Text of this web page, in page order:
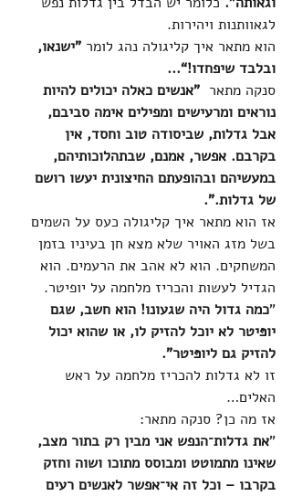
לגאוותנות ויהירות.
הוא מתאר איך קליגולה נהג לומר ”ישנאו,
ובלבד שיפחדו!“...
סנקה מתאר "אנשים כאלה יכולים להיות
נוראים ומרעישים ומפילים אימה סביבם,
אבל גדלות, שביסודה טוב וחסד, אין
בקרבם. אפשר, אמנם, שבתהלוכותיהם,
במעשיהם ובהופעתם החיצונית יעשו רושם
של גדלות.".
אז הוא מתאר איך קליגולה כעס על השמים
בשל מזג האויר שלא מצא חן בעיניו בזמן
המשחקים. הוא לא אהב את הרעמים. הוא
הגדיל לעשות והכריז מלחמה על יופיטר.
"כמה גדול היה שגעונו! הוא חשב, שגם
יופּיטר לא יוכל להזיק לו, או שהוא יכול
להזיק גם ליופּיטר".
זו לא גדלות להכריז מלחמה על ראש
האלים…
אז מה כן? סנקה מתאר:
"את גדלות־הנפש אני מבין רק בתור מצב,
שאינו מתמוטט ומבוסס מתוכו ושוה וחזק
בקרבו – וכל זה אי־אפשר לאנשים רעים